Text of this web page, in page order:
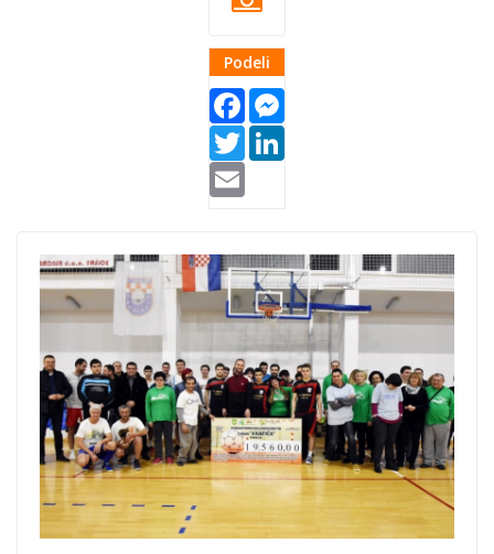
Podeli
Facebook
Twitter
charity football
tournamet
cacinci.jpg